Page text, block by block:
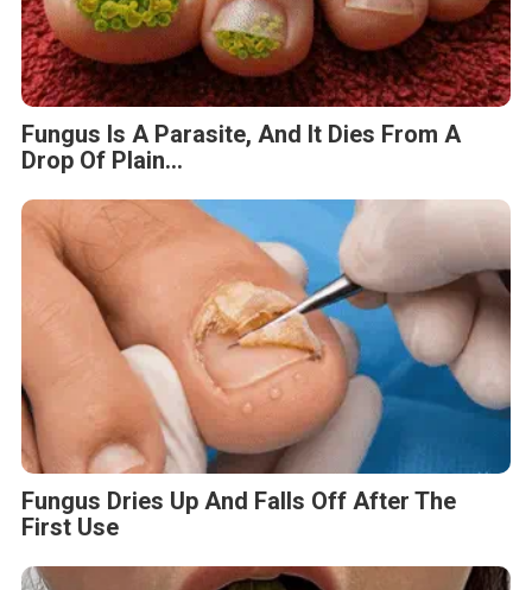
Fungus Is A Parasite, And It Dies From A
Drop Of Plain...
Fungus Dries Up And Falls Off After The
First Use